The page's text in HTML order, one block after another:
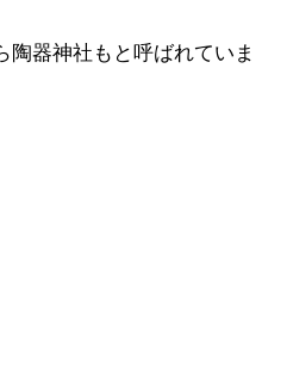
器神社もと呼ばれていま